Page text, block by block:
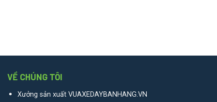
VỀ CHÚNG TÔI
Xưởng sản xuất VUAXEDAYBANHANG.VN